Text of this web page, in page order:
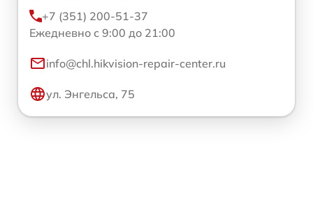
+7 (351) 200-51-37
Ежедневно с 9:00 до 21:00
info@chl.hikvision-repair-center.ru
ул. Энгельса, 75